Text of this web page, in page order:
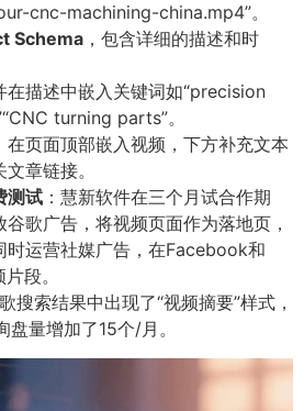
cnc-machining-china.mp4”。
Schema ，包含详细的描述和时
在描述中嵌入关键词如“precision
turning parts”。
在页面顶部嵌入视频，下方补充文本
章链接。
测试 ：慧新软件在三个月试合作期
歌广告，将视频页面作为落地页，
时运营社媒广告，在Facebook和
段。
搜索结果中出现了“视频摘要”样式，
量增加了15个/月。